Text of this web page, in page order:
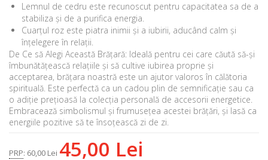
Lemnul de cedru este recunoscut pentru capacitatea sa de a
stabiliza și de a purifica energia.
Cuarțul roz este piatra inimii și a iubirii, aducând calm și
înțelegere în relații.
De Ce să Alegi Această Brățară: Ideală pentru cei care căută să-și
îmbunătățească relațiile și să cultive iubirea proprie și
acceptarea, brățara noastră este un ajutor valoros în călătoria
spirituală. Este perfectă ca un cadou plin de semnificație sau ca
o adiție prețioasă la colecția personală de accesorii energetice.
Embracează simbolismul și frumusețea acestei brățări, și lasă ca
energiile pozitive să te însoțească zi de zi.
PRP: 60,00 Lei 45,00 Lei